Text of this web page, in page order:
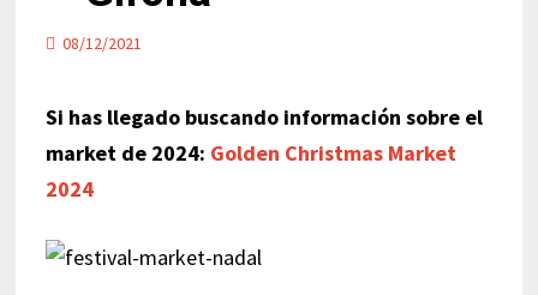
08/12/2021
Si has llegado buscando información sobre el
market de 2024: Golden Christmas Market
2024